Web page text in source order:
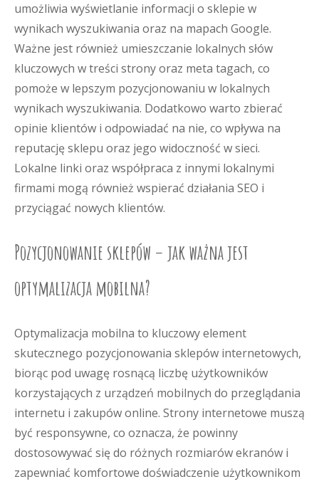
umożliwia wyświetlanie informacji o sklepie w
wynikach wyszukiwania oraz na mapach Google.
Ważne jest również umieszczanie lokalnych słów
kluczowych w treści strony oraz meta tagach, co
pomoże w lepszym pozycjonowaniu w lokalnych
wynikach wyszukiwania. Dodatkowo warto zbierać
opinie klientów i odpowiadać na nie, co wpływa na
reputację sklepu oraz jego widoczność w sieci.
Lokalne linki oraz współpraca z innymi lokalnymi
firmami mogą również wspierać działania SEO i
przyciągać nowych klientów.
Pozycjonowanie sklepów – jak ważna jest
optymalizacja mobilna?
Optymalizacja mobilna to kluczowy element
skutecznego pozycjonowania sklepów internetowych,
biorąc pod uwagę rosnącą liczbę użytkowników
korzystających z urządzeń mobilnych do przeglądania
internetu i zakupów online. Strony internetowe muszą
być responsywne, co oznacza, że powinny
dostosowywać się do różnych rozmiarów ekranów i
zapewniać komfortowe doświadczenie użytkownikom